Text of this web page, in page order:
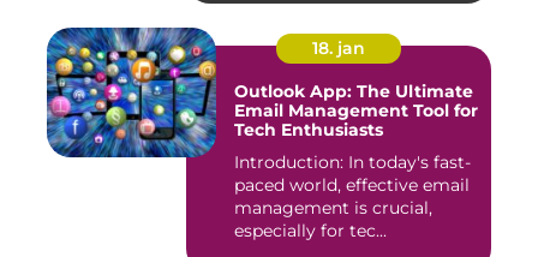
18. jan
Outlook App: The Ultimate
Email Management Tool for
Tech Enthusiasts
Introduction: In today's fast-
paced world, effective email
management is crucial,
especially for tec...